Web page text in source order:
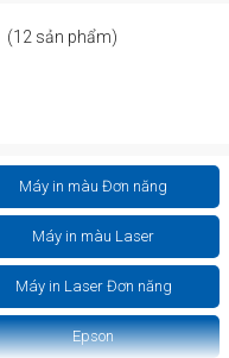
(12 sản phẩm)
Máy in màu Đơn năng
Máy in màu Laser
Máy in Laser Đơn năng
Epson